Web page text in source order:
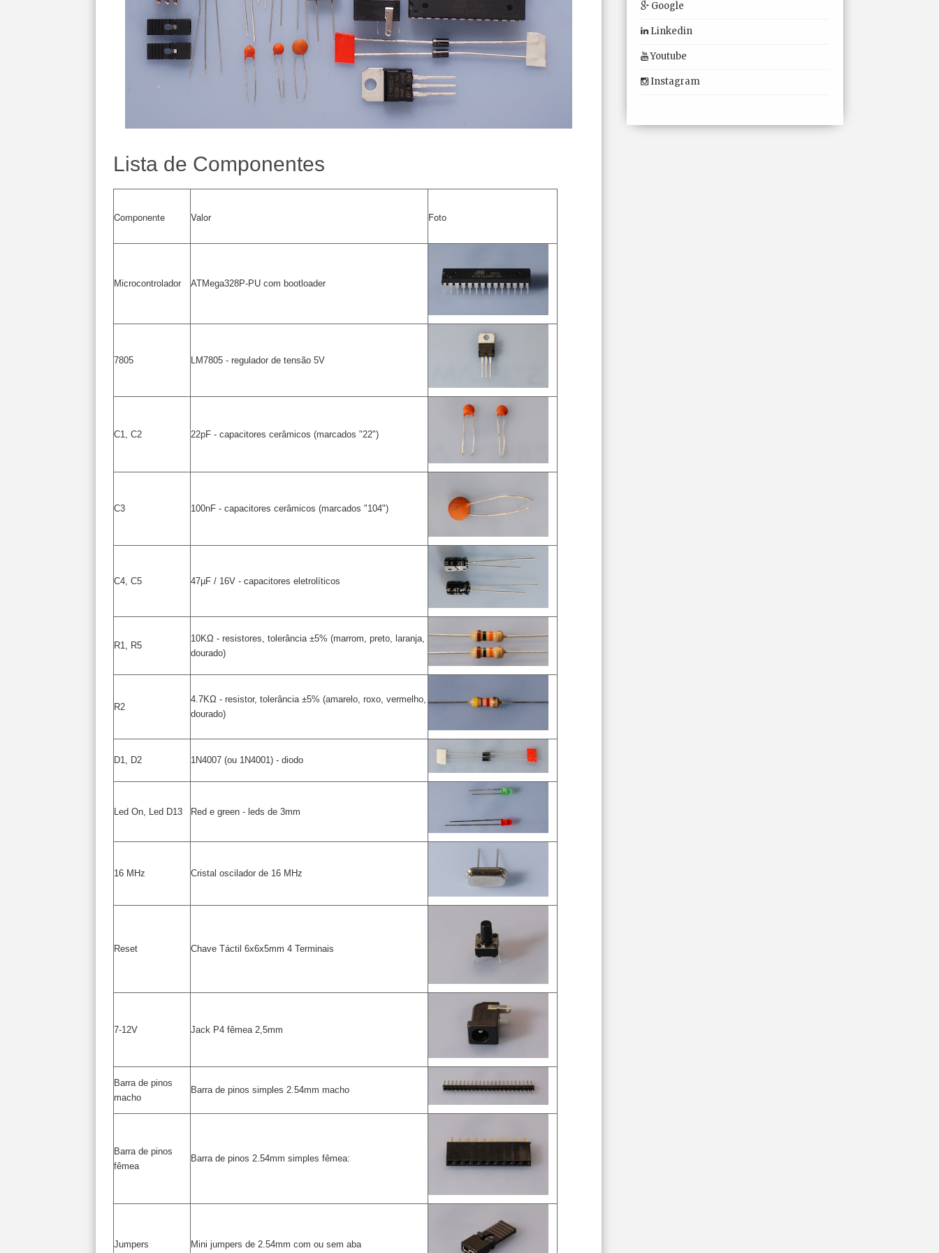
Lista de Componentes
Componente Valor Foto
Microcontrolador ATMega328P-PU com bootloader
7805 LM7805 - regulador de tensão 5V
C1, C2 22pF - capacitores cerâmicos (marcados "22")
C3 100nF - capacitores cerâmicos (marcados "104")
C4, C5 47µF / 16V - capacitores eletrolíticos
R1, R5
10KΩ - resistores, tolerância ±5% (marrom, preto, laranja,
dourado)
R2
4.7KΩ - resistor, tolerância ±5% (amarelo, roxo, vermelho,
dourado)
D1, D2 1N4007 (ou 1N4001) - diodo
Led On, Led D13 Red e green - leds de 3mm
16 MHz Cristal oscilador de 16 MHz
Reset Chave Táctil 6x6x5mm 4 Terminais
7-12V Jack P4 fêmea 2,5mm
Barra de pinos
macho
Barra de pinos simples 2.54mm macho
Barra de pinos
fêmea
Barra de pinos 2.54mm simples fêmea:
Jumpers Mini jumpers de 2.54mm com ou sem aba
Google
Linkedin
Youtube
Instagram